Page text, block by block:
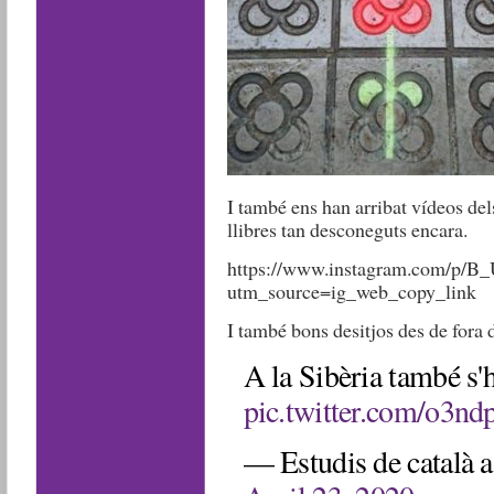
I també ens han arribat vídeos
llibres tan desconeguts encara.
https://www.instagram.com/p/
utm_source=ig_web_copy_link
I també bons desitjos des de fora
A la Sibèria també
pic.twitter.com/
— Estudis de català